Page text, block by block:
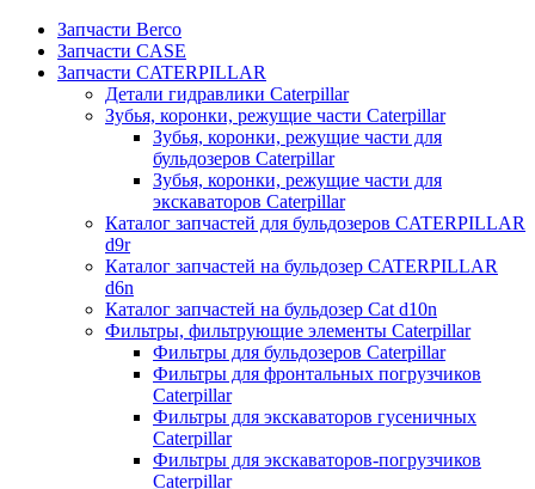
Запчасти Berco
Запчасти CASE
Запчасти CATERPILLAR
Детали гидравлики Caterpillar
Зубья, коронки, режущие части Caterpillar
Зубья, коронки, режущие части для
бульдозеров Caterpillar
Зубья, коронки, режущие части для
экскаваторов Caterpillar
Каталог запчастей для бульдозеров CATERPILLAR
d9r
Каталог запчастей на бульдозер CATERPILLAR
d6n
Каталог запчастей на бульдозер Сat d10n
Фильтры, фильтрующие элементы Caterpillar
Фильтры для бульдозеров Caterpillar
Фильтры для фронтальных погрузчиков
Caterpillar
Фильтры для экскаваторов гусеничных
Caterpillar
Фильтры для экскаваторов-погрузчиков
Caterpillar